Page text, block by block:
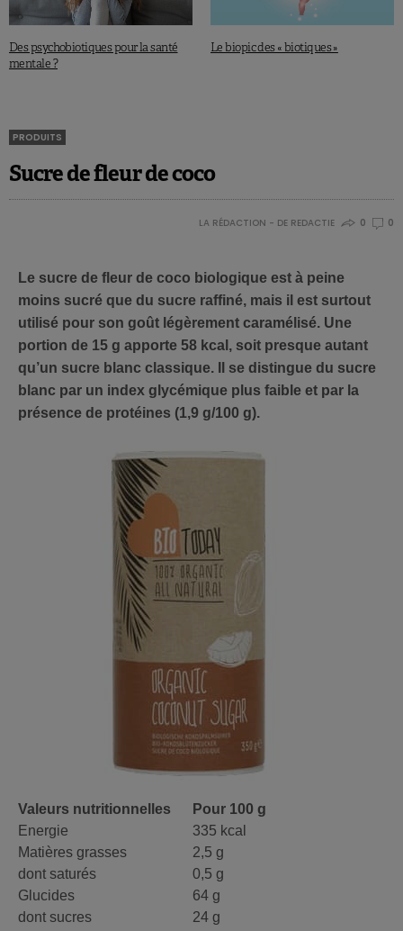
Des psychobiotiques pour la santé
mentale ?
Le biopic des « biotiques »
PRODUITS
Sucre de fleur de coco
LA RÉDACTION - DE REDACTIE 0 0
Le sucre de fleur de coco biologique est à peine
moins sucré que du sucre raffiné, mais il est surtout
utilisé pour son goût légèrement caramélisé. Une
portion de 15 g apporte 58 kcal, soit presque autant
qu’un sucre blanc classique. Il se distingue du sucre
blanc par un index glycémique plus faible et par la
présence de protéines (1,9 g/100 g).
Valeurs nutritionnelles
Pour 100 g
Energie
335 kcal
Matières grasses
dont saturés
2,5 g
0,5 g
Glucides
dont sucres
64 g
24 g